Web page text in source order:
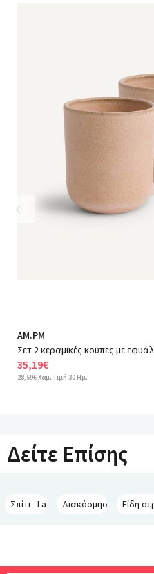
AM.PM
Σετ 2 κεραμικές κούπες με
35,19€
28,59€ Χαμ. Τιμή 30 Ημ.
Δείτε Επίσης
Σπίτι - La Redoute Interieurs
Διακόσμηση - LaΕίδη